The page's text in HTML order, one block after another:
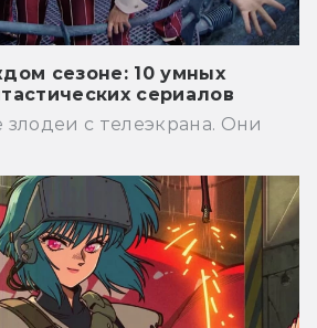
сезоне: 10 умных
сериалов
с телеэкрана. Они